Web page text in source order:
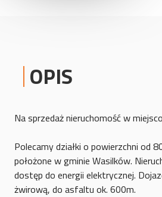
OPIS
Na sprzedaż nieruchomość w
Polecamy działki o powierzchni od
położone w gminie Wasilków.
dostęp do energii elektrycznej.
żwirową, do asfaltu ok. 600m.